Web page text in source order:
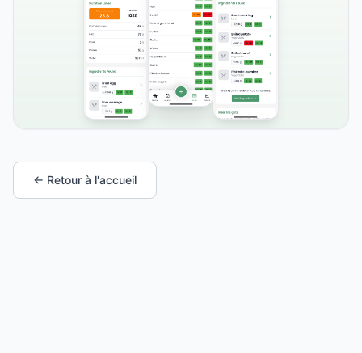
← Retour à l'accueil